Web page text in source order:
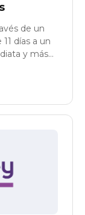
de un
días a un
y más